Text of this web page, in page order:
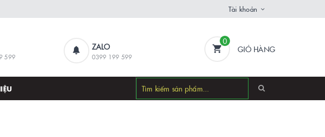
Tài khoản
599
ZALO
0399 199 599
0
GIỎ HÀNG